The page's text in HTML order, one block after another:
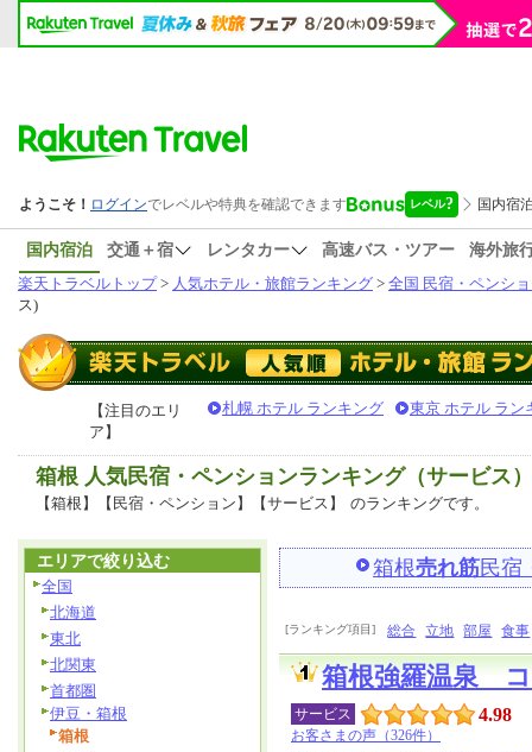
国内宿泊 交通＋宿 レンタカー 高速バス・ツアー
海外旅
楽天トラベルトップ> 人気ホテル・旅館ランキング > 全国 民宿・ペンシ
ス)
【注目のエリ
ア】
札幌 ホテル ランキング 東京 ホテル ラン
箱根 人気民宿・ペンションランキング（サービス）
【箱根】【民宿・ペンション】【サービス】 のランキングです。
箱根売れ筋民宿
[ランキング項目] 総合 立地 部屋 食事
箱根強羅温泉
サービス 4.98
お客さまの声（326件）
エリアで絞り込む
全国
北海道
東北
北関東
首都圏
伊豆・箱根
箱根